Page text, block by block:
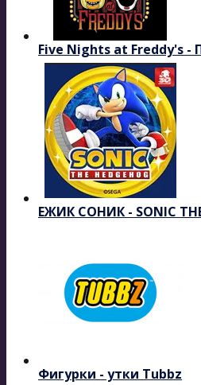
Five Nights at Freddy's
ЕЖИК СОНИК - SONIC THE
Фигурки - утки Tubbz